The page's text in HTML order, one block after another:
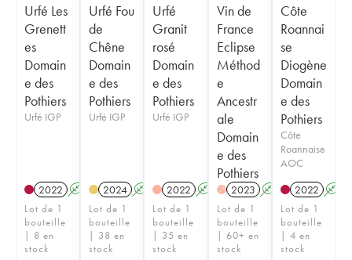
Urfé Les
Grenett
es
Domain
e des
Pothiers
Urfé IGP
2022 A
Lot de 1
bouteille
| 8 en
stock
Urfé Fou
de
Chêne
Domain
e des
Pothiers
Urfé IGP
2024 A
Lot de 1
bouteille
| 38 en
stock
Urfé
Granit
rosé
Domain
e des
Pothiers
Urfé IGP
2022 A
Lot de 1
bouteille
| 35 en
stock
Vin de
France
Eclipse
Méthod
e
Ancestr
ale
Domain
e des
Pothiers
H 2023 A
Lot de 1
bouteille
| 60+ en
stock
Côte
Roannai
se
Diogène
Domain
e des
Pothiers
Côte
Roannaise
AOC
2022 A
Lot de 1
bouteille
| 4 en
stock